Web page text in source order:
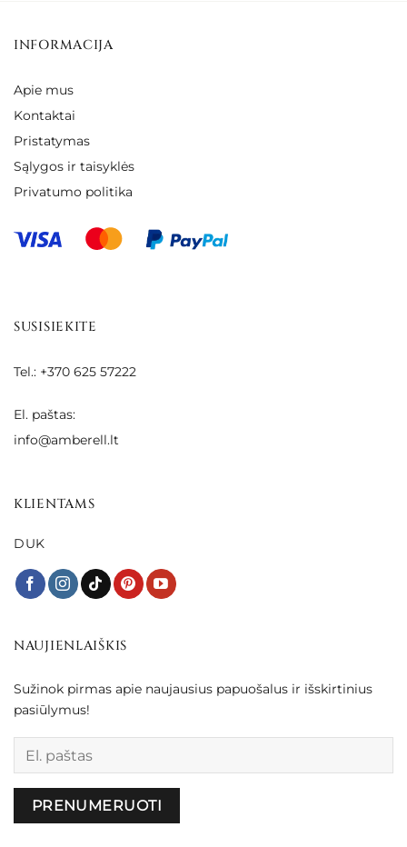
INFORMACIJA
Apie mus
Kontaktai
Pristatymas
Sąlygos ir taisyklės
Privatumo politika
SUSISIEKITE
Tel.: +370 625 57222
El. paštas:
info@amberell.lt
KLIENTAMS
DUK
NAUJIENLAIŠKIS
Sužinok pirmas apie naujausius papuošalus ir išskirtinius
pasiūlymus!
Palikite šį lauką tuščią.